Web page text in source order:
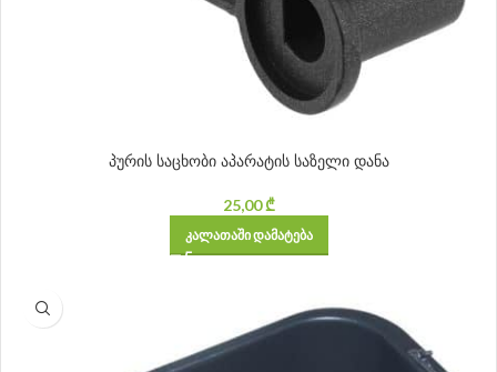
პურის საცხობი აპარატის საზელი დანა
25,00₾
ᲙᲐᲚᲐᲗᲐᲨᲘ ᲓᲐᲛᲐᲢᲔᲑᲐ